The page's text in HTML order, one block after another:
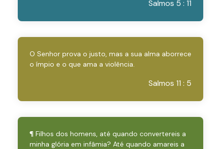
Salmos 5 : 11
O Senhor prova o justo, mas a sua alma aborrece
o ímpio e o que ama a violência.
Salmos 11 : 5
¶ Filhos dos homens, até quando convertereis a
minha glória em infâmia? Até quando amareis a